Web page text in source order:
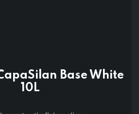
Base White
10L